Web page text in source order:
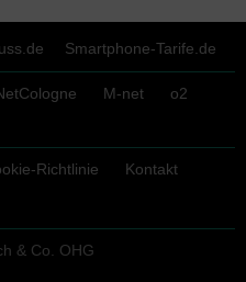
Smartphone-Tarife.de
M-net
o2
Richtlinie
Kontakt
& Co. OHG